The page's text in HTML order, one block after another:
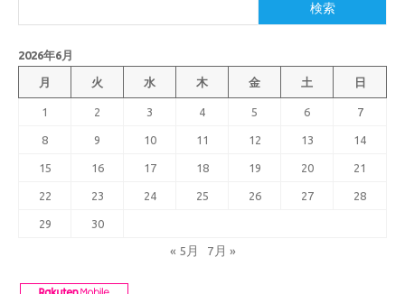
検索
2026年6月
月 火 水 木 金 土 日
1 2 3 4 5 6 7
8 9 10 11 12 13 14
15 16 17 18 19 20 21
22 23 24 25 26 27 28
29 30
« 5月 7月 »